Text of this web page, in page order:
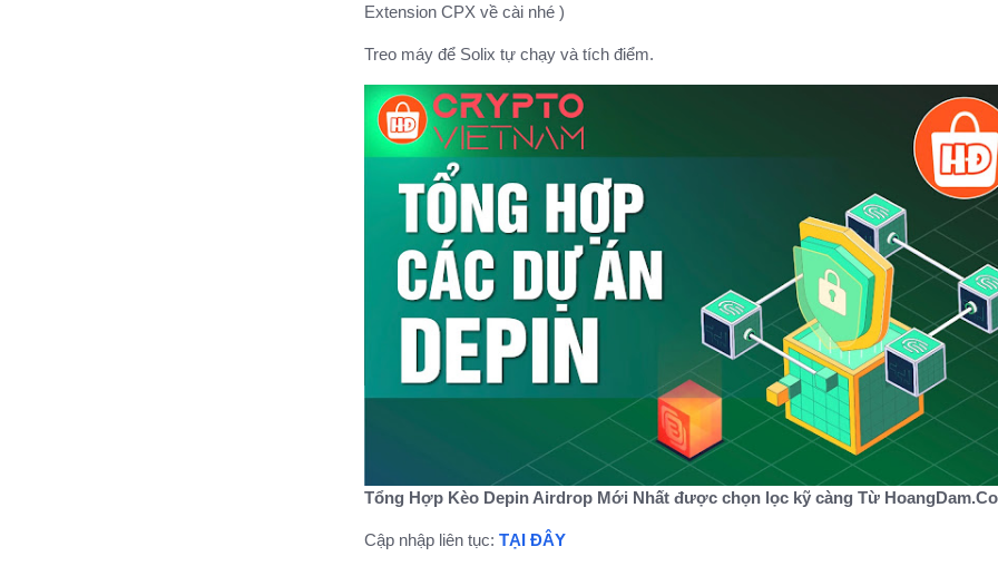
Extension CPX về cài nhé )
Treo máy để Solix tự chạy và tích điểm.
Tổng Hợp Kèo Depin Airdrop Mới Nhất được chọn lọc kỹ càng Từ
Cập nhập liên tục: TẠI ĐÂY